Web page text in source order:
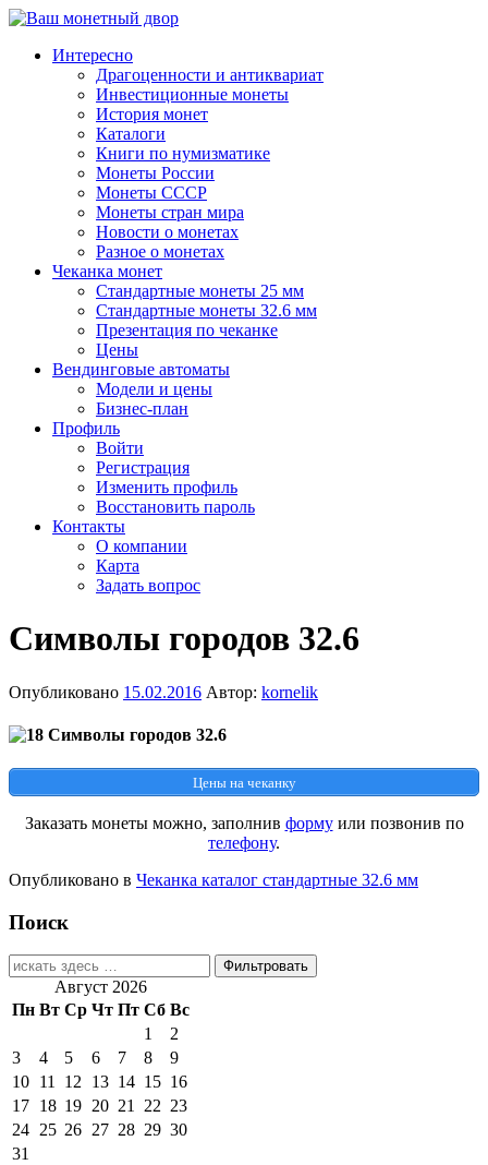
↓
основному
содержимому
Интересно
Драгоценности и антиквариат
Инвестиционные монеты
История монет
Каталоги
Книги по нумизматике
Монеты России
Монеты СССР
Монеты стран мира
Новости о монетах
Разное о монетах
Чеканка монет
Стандартные монеты 25 мм
Стандартные монеты 32.6 мм
Презентация по чеканке
Цены
Вендинговые автоматы
Модели и цены
Бизнес-план
Профиль
Войти
Регистрация
Изменить профиль
Восстановить пароль
Контакты
О компании
Карта
Задать вопрос
Символы городов 32.6
Опубликовано 15.02.2016 Автор: kornelik
Цены на чеканку
Заказать монеты можно, заполнив формуили позвонив по
телефону.
Опубликовано в Чеканка каталог стандартные 32.6 мм
Поиск
Найти:
Август 2026
Пн Вт Ср Чт Пт Сб Вс
1
2
3
4 5 6 7 8
9
10 11 12 13 14 15 16
17 18 19 20 21 22 23
24 25 26 27 28 29 30
31